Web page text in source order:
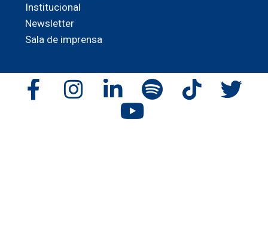
Institucional
Newsletter
Sala de imprensa